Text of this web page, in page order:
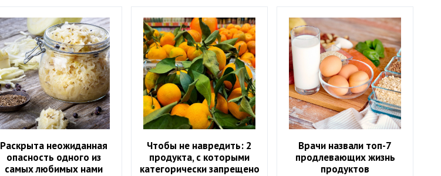
Раскрыта неожиданная
опасность одного из
самых любимых нами
Чтобы не навредить: 2
продукта, с которыми
категорически запрещено
Врачи назвали топ-7
продлевающих жизнь
продуктов